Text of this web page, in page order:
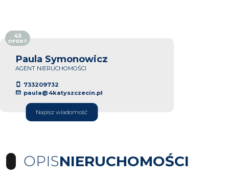
Paula Symonowicz
AGENT NIERUCHOMOŚCI
733209732
paula@4katyszczecin.pl
Napisz wiadomość
45
OFERT
OPISNIERUCHOMOŚCI